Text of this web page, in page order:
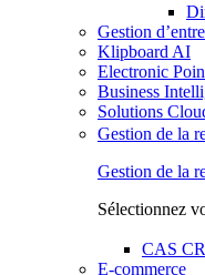
Gestion
Klipboard AI
Electronic
Business
Solutions
Gestion de la
Gestion de la
Sélectionnez
CAS
E‑commerce